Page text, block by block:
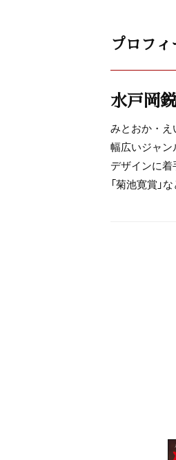
プロフ
水戸岡
みとおか・
幅広いジャン
デザインに着
「菊池寛賞」